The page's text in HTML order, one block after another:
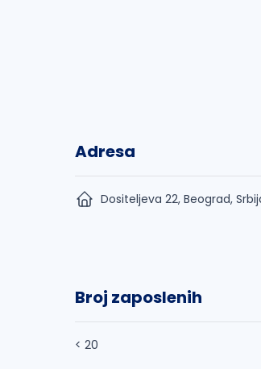
Adresa
Dositeljeva 22, Beograd,
Broj zaposlenih
< 20